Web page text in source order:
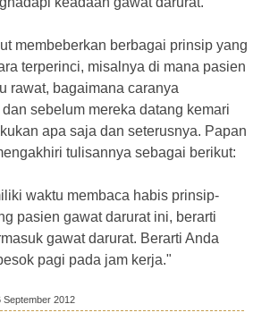
membeberkan berbagai prinsip yang
terperinci, misalnya di mana pasien
rawat, bagaimana caranya
sebelum mereka datang kemari
apa saja dan seterusnya. Papan
tulisannya sebagai berikut:
waktu membaca habis prinsip-
pasien gawat darurat ini, berarti
gawat darurat. Berarti Anda
pagi pada jam kerja."
September 2012